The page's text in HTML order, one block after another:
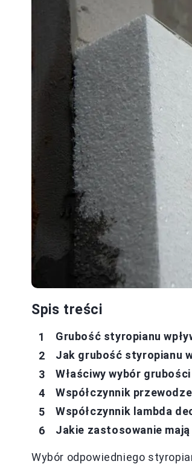
Spis treści
Grubość styropianu
Jak grubość styropianu
Właściwy wybór
Współczynnik
Współczynnik lambda
Jakie zastosowanie
Wybór odpowiedniego